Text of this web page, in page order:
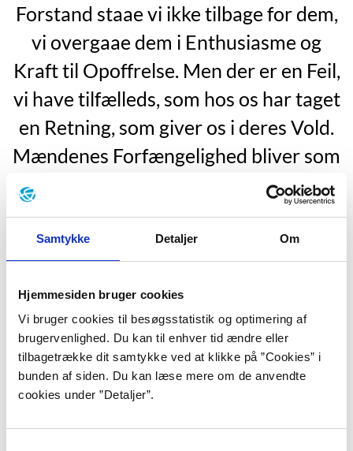
Samtykke Detaljer Om
Hjemmesiden bruger cookies
Vi bruger cookies til besøgsstatistik og optimering af
brugervenlighed. Du kan til enhver tid ændre eller
tilbagetrække dit samtykke ved at klikke på ”Cookies” i
bunden af siden. Du kan læse mere om de anvendte
cookies under ”Detaljer”.
Forstand staae vi ikke tilbage for dem,
vi overgaae dem i Enthusiasme og
Kraft til Opoffrelse. Men der er en Feil,
vi have tilfælleds, som hos os har taget
en Retning, som giver os i deres Vold.
Mændenes Forfængelighed bliver som
oftest til Egoisme; de tænke paa sig
selv, og alt Andet er kun til for dem,
forsaavidt det kan være dem til Gavn
eller Skade. Vor Forfængelighed gaaer
ud paa at behage Andre, og det gjør os
afhængige.”
”Clara Raphael. Tolv breve”, s. 56.
Mathilde Fibiger blev født den 13. december 1830 i
og militærforfatter og blev i 1830 leder af den